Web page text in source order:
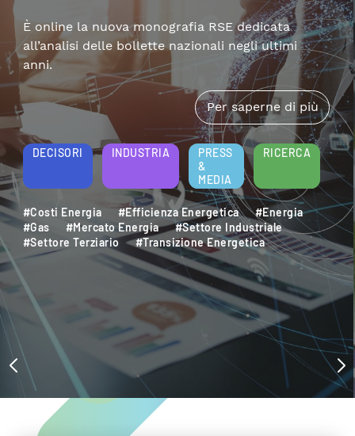
patrimonio edilizio,
consumi e soluzioni
Disponibile online la nuova monografia RSE che
approfondisce i temi della riqualificazione
energetica e della sostenibilità aziendale.
Per saperne di più
DECISORI INDUSTRIA
PRESS
&
MEDIA
RICERCA
#Decarbonizzazione
#Efficienza Energetica
#Settore Industriale
#Settore Terziario
#Sostenibilità Ambientale
#Sviluppo Sostenibile
#Transizione Energetica